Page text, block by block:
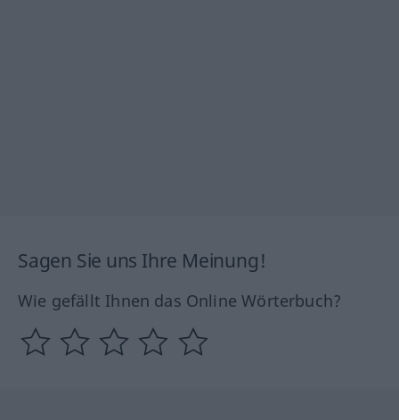
Sagen Sie uns Ihre Meinung!
Wie gefällt Ihnen das Online Wörterbuch?